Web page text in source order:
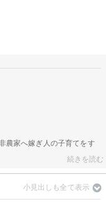
農家へ嫁ぎ人の子育てをす